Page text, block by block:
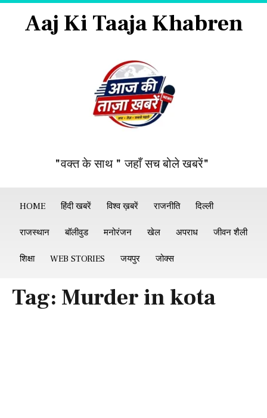
Aaj Ki Taaja Khabren
"वक्त के साथ " जहाँ सच बोले खबरें"
HOME हिंदी खबरें विश्व ख़बरें राजनीति दिल्ली
राजस्थान बॉलीवुड मनोरंजन खेल अपराध जीवन शैली
शिक्षा WEB STORIES जयपुर जोक्स
Tag: Murder in kota